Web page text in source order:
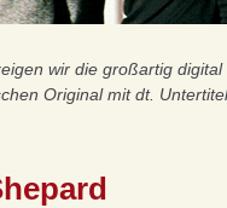
wir die großartig
Original mit dt.